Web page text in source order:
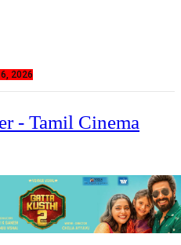
6, 2026
- Tamil Cinema